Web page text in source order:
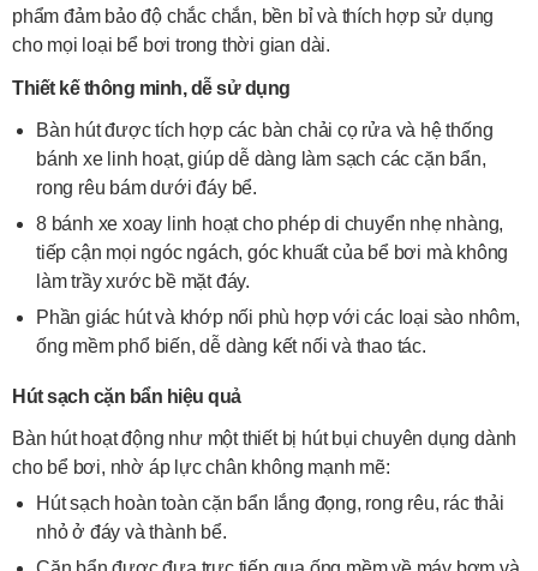
phẩm đảm bảo độ chắc chắn, bền bỉ và thích hợp sử dụng
cho mọi loại bể bơi trong thời gian dài.
Thiết kế thông minh, dễ sử dụng
Bàn hút được tích hợp các bàn chải cọ rửa và hệ thống
bánh xe linh hoạt, giúp dễ dàng làm sạch các cặn bẩn,
rong rêu bám dưới đáy bể.
8 bánh xe xoay linh hoạt cho phép di chuyển nhẹ nhàng,
tiếp cận mọi ngóc ngách, góc khuất của bể bơi mà không
làm trầy xước bề mặt đáy.
Phần giác hút và khớp nối phù hợp với các loại sào nhôm,
ống mềm phổ biến, dễ dàng kết nối và thao tác.
Hút sạch cặn bẩn hiệu quả
Bàn hút hoạt động như một thiết bị hút bụi chuyên dụng dành
cho bể bơi, nhờ áp lực chân không mạnh mẽ:
Hút sạch hoàn toàn cặn bẩn lắng đọng, rong rêu, rác thải
nhỏ ở đáy và thành bể.